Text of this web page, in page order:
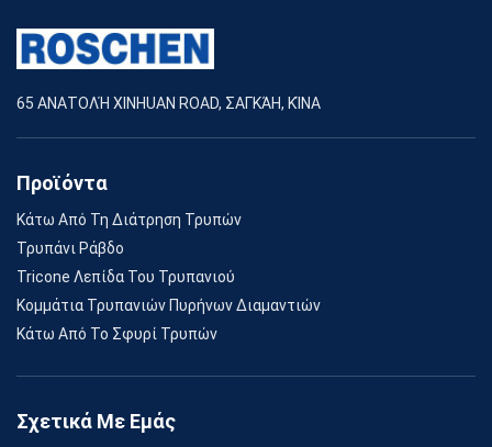
65 ΑΝΑΤΟΛΉ XINHUAN ROAD, ΣΑΓΚΆΗ, ΚΊΝΑ
Προϊόντα
Κάτω Από Τη Διάτρηση Τρυπών
Τρυπάνι Ράβδο
Tricone Λεπίδα Του Τρυπανιού
Κομμάτια Τρυπανιών Πυρήνων Διαμαντιών
Κάτω Από Το Σφυρί Τρυπών
Σχετικά Με Εμάς